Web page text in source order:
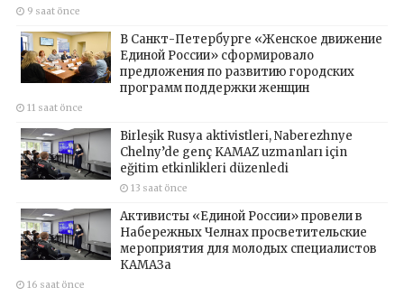
9 saat önce
В Санкт-Петербурге «Женское движение
Единой России» сформировало
предложения по развитию городских
программ поддержки женщин
11 saat önce
Birleşik Rusya aktivistleri, Naberezhnye
Chelny’de genç KAMAZ uzmanları için
eğitim etkinlikleri düzenledi
13 saat önce
Активисты «Единой России» провели в
Набережных Челнах просветительские
мероприятия для молодых специалистов
КАМАЗа
16 saat önce